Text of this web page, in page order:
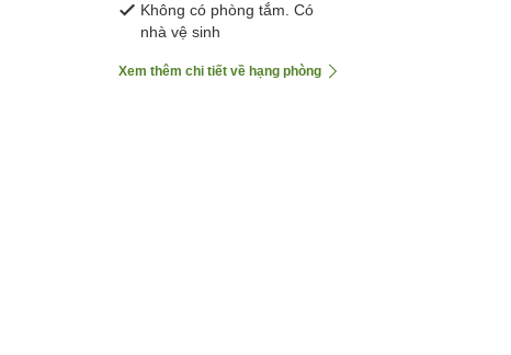
Không có phòng tắm. Có
nhà vệ sinh
Xem thêm chi tiết về hạng phòng